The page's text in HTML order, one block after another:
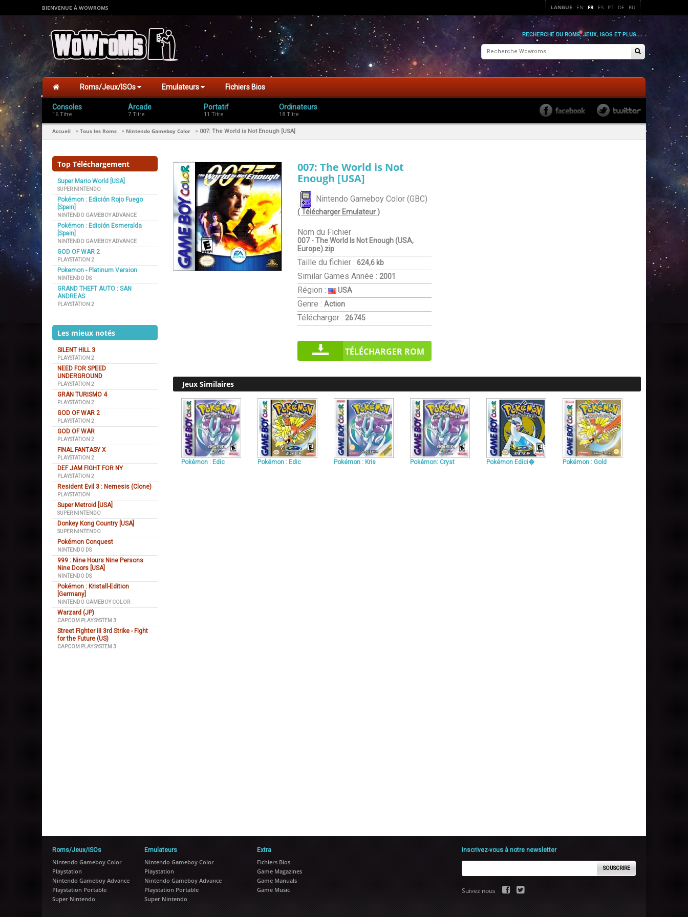
BIENVENUE À WOWROMS LANGUE EN FR ES PT DE RU
RECHERCHE DU ROMS, JEUX, ISOS ET PLUS....
Roms/Jeux/ISOs Emulateurs Fichiers Bios
Consoles
16 Titre
Arcade
7 Titre
Portatif
11 Titre
Ordinateurs
18 Titre
Accueil > Tous les Roms > Nintendo Gameboy Color > 007: The World is Not Enough [USA]
Top Téléchargement
Super Mario World [USA]
SUPER NINTENDO
Pokémon : Edición Rojo Fuego
[Spain]
NINTENDO GAMEBOY ADVANCE
Pokémon : Edición Esmeralda
[Spain]
NINTENDO GAMEBOY ADVANCE
GOD OF WAR 2
PLAYSTATION 2
Pokemon - Platinum Version
NINTENDO DS
GRAND THEFT AUTO : SAN
ANDREAS
PLAYSTATION 2
Les mieux notés
SILENT HILL 3
PLAYSTATION 2
NEED FOR SPEED
UNDERGROUND
PLAYSTATION 2
GRAN TURISMO 4
PLAYSTATION 2
GOD OF WAR 2
PLAYSTATION 2
GOD OF WAR
PLAYSTATION 2
FINAL FANTASY X
PLAYSTATION 2
DEF JAM FIGHT FOR NY
PLAYSTATION 2
Resident Evil 3 : Nemesis (Clone)
PLAYSTATION
Super Metroid [USA]
SUPER NINTENDO
Donkey Kong Country [USA]
SUPER NINTENDO
Pokémon Conquest
NINTENDO DS
999 : Nine Hours Nine Persons
Nine Doors [USA]
NINTENDO DS
Pokémon : Kristall-Edition
[Germany]
NINTENDO GAMEBOY COLOR
Warzard (JP)
CAPCOM PLAY SYSTEM 3
Street Fighter III 3rd Strike - Fight
for the Future (US)
CAPCOM PLAY SYSTEM 3
007: The World is Not
Enough [USA]
Nintendo Gameboy Color (GBC)
( Télécharger Emulateur )
Nom du Fichier
007 - The World Is Not Enough (USA,
Europe).zip
Taille du fichier : 624,6 kb
Similar GamesAnnée : 2001
Région : USA
Genre : Action
Télécharger : 26745
TÉLÉCHARGER ROM
Jeux Similaires
Pokémon : Edic Pokémon : Edic Pokémon : Kris Pokémon: Cryst Pokémon Edici� Pokémon : Gold
Roms/Jeux/ISOs
Nintendo Gameboy Color
Playstation
Nintendo Gameboy Advance
Playstation Portable
Super Nintendo
Emulateurs
Nintendo Gameboy Color
Playstation
Nintendo Gameboy Advance
Playstation Portable
Super Nintendo
Extra
Fichiers Bios
Game Magazines
Game Manuals
Game Music
Inscrivez-vous à notre newsletter
SOUSCRIRE
Suivez nous